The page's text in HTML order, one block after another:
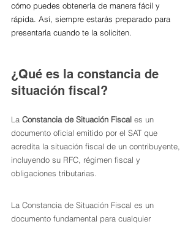
cómo puedes obtenerla de manera fácil y
rápida. Así, siempre estarás preparado para
presentarla cuando te la soliciten.
¿Qué es la constancia de
situación fiscal?
La Constancia de Situación Fiscal es un
documento oficial emitido por el SAT que
acredita la situación fiscal de un contribuyente,
incluyendo su RFC, régimen fiscal y
obligaciones tributarias.
La Constancia de Situación Fiscal es un
documento fundamental para cualquier